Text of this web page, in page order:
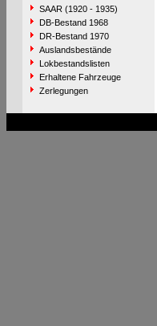
SAAR (1920 - 1935)
DB-Bestand 1968
DR-Bestand 1970
Auslandsbestände
Lokbestandslisten
Erhaltene Fahrzeuge
Zerlegungen